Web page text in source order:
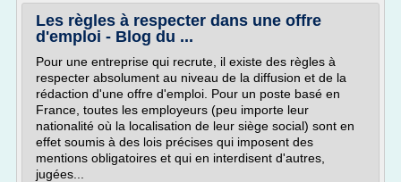
Les règles à respecter dans une offre
d'emploi - Blog du ...
Pour une entreprise qui recrute, il existe des règles à
respecter absolument au niveau de la diffusion et de la
rédaction d'une offre d'emploi. Pour un poste basé en
France, toutes les employeurs (peu importe leur
nationalité où la localisation de leur siège social) sont en
effet soumis à des lois précises qui imposent des
mentions obligatoires et qui en interdisent d'autres,
jugées...